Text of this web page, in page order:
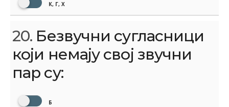
К, Г, Х
20. Безвучни сугласници
који немају свој звучни
пар су:
Б